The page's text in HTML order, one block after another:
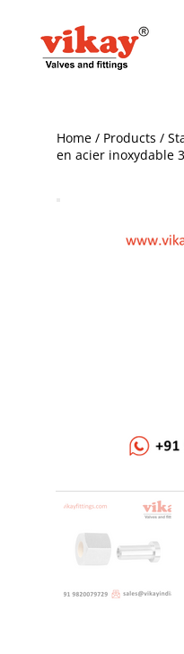
Home / Products /
en acier inoxydable